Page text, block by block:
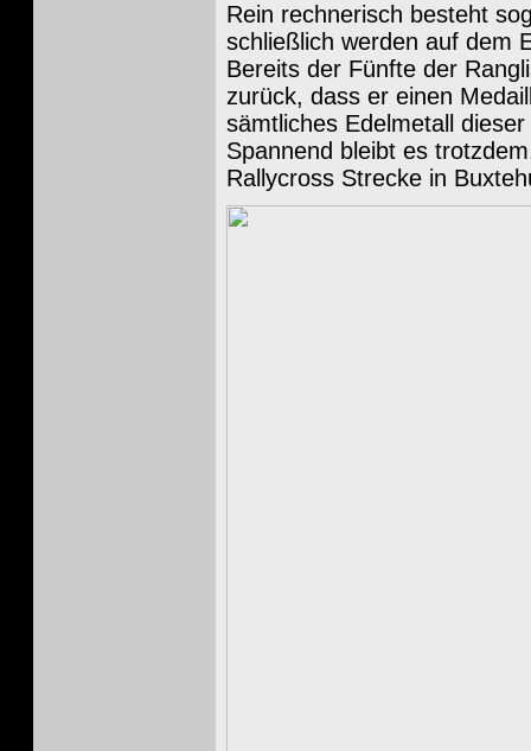
Rein rechnerisch besteht
schließlich werden auf dem
Bereits der Fünfte der
zurück, dass er einen
sämtliches Edelmetall
Spannend bleibt es
Rallycross Strecke in